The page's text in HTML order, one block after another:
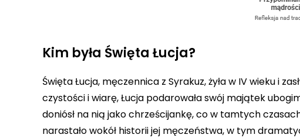
Kim była Święta Łucja?
Święta Łucja, męczennica z Syrakuz, żyła w IV wieku i
czystości i wiarę, Łucja podarowała swój majątek
doniósł na nią jako chrześcijankę, co w tamtych
narastało wokół historii jej męczeństwa, w tym